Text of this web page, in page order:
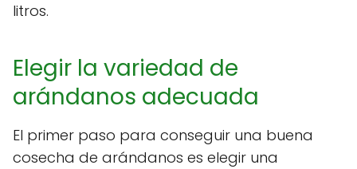
litros.
Elegir la variedad de
arándanos adecuada
El primer paso para conseguir una buena
cosecha de arándanos es elegir una